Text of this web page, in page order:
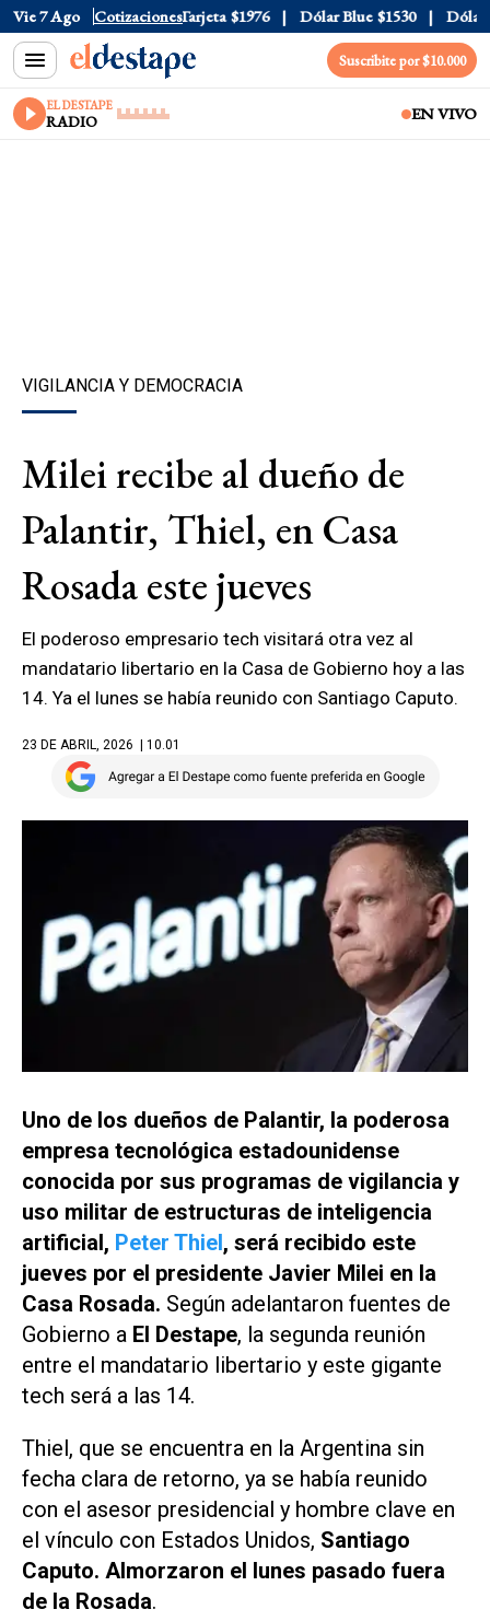
Vie 7 Ago Cotizaciones
$1520 Dólar Tarjeta $1976 Dólar Blue $1530 Dólar
Suscribite por $10.000
EL DESTAPE
RADIO EN VIVO
VIGILANCIA Y DEMOCRACIA
Milei recibe al dueño de
Palantir, Thiel, en Casa
Rosada este jueves
El poderoso empresario tech visitará otra vez al
mandatario libertario en la Casa de Gobierno hoy a las
14. Ya el lunes se había reunido con Santiago Caputo.
23 DE ABRIL, 2026 | 10.01
Uno de los dueños de Palantir, la poderosa
empresa tecnológica estadounidense
conocida por sus programas de vigilancia y
uso militar de estructuras de inteligencia
artificial, Peter Thiel, será recibido este
jueves por el presidente Javier Milei en la
Casa Rosada. Según adelantaron fuentes de
Gobierno a El Destape, la segunda reunión
entre el mandatario libertario y este gigante
tech será a las 14.
Thiel, que se encuentra en la Argentina sin
fecha clara de retorno, ya se había reunido
con el asesor presidencial y hombre clave en
el vínculo con Estados Unidos, Santiago
Caputo. Almorzaron el lunes pasado fuera
de la Rosada.